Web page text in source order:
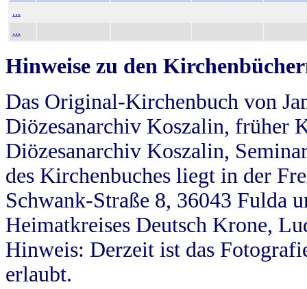
...
...
Hinweise zu den
Das Original-Kirchenbuch von
Diözesanarchiv Koszalin, früher
Diözesanarchiv Koszalin,
des Kirchenbuches liegt in der
Schwank-Straße 8, 36043 Fulda
Heimatkreises Deutsch Krone,
Hinweis: Derzeit ist das
erlaubt.